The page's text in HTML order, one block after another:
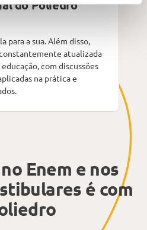
do Poliedro
para a sua. Além disso,
atualizada
com discussões
na prática e
Enem e nos
é com